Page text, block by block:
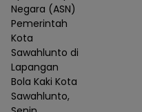
Negara (ASN)
Pemerintah
Kota
Sawahlunto di
Lapangan
Bola Kaki Kota
Sawahlunto,